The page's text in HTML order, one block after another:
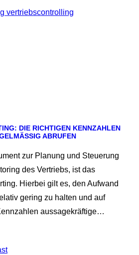
DIE RICHTIGEN KENNZAHLEN
ABRUFEN
zur Planung und Steuerung
des Vertriebs, ist das
Hierbei gilt es, den Aufwand
gering zu halten und auf
aussagekräftige…